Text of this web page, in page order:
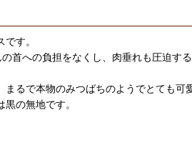
す。
首への負担をなくし、肉垂れも圧迫する
るで本物のみつばちのようでとても可
の無地です。